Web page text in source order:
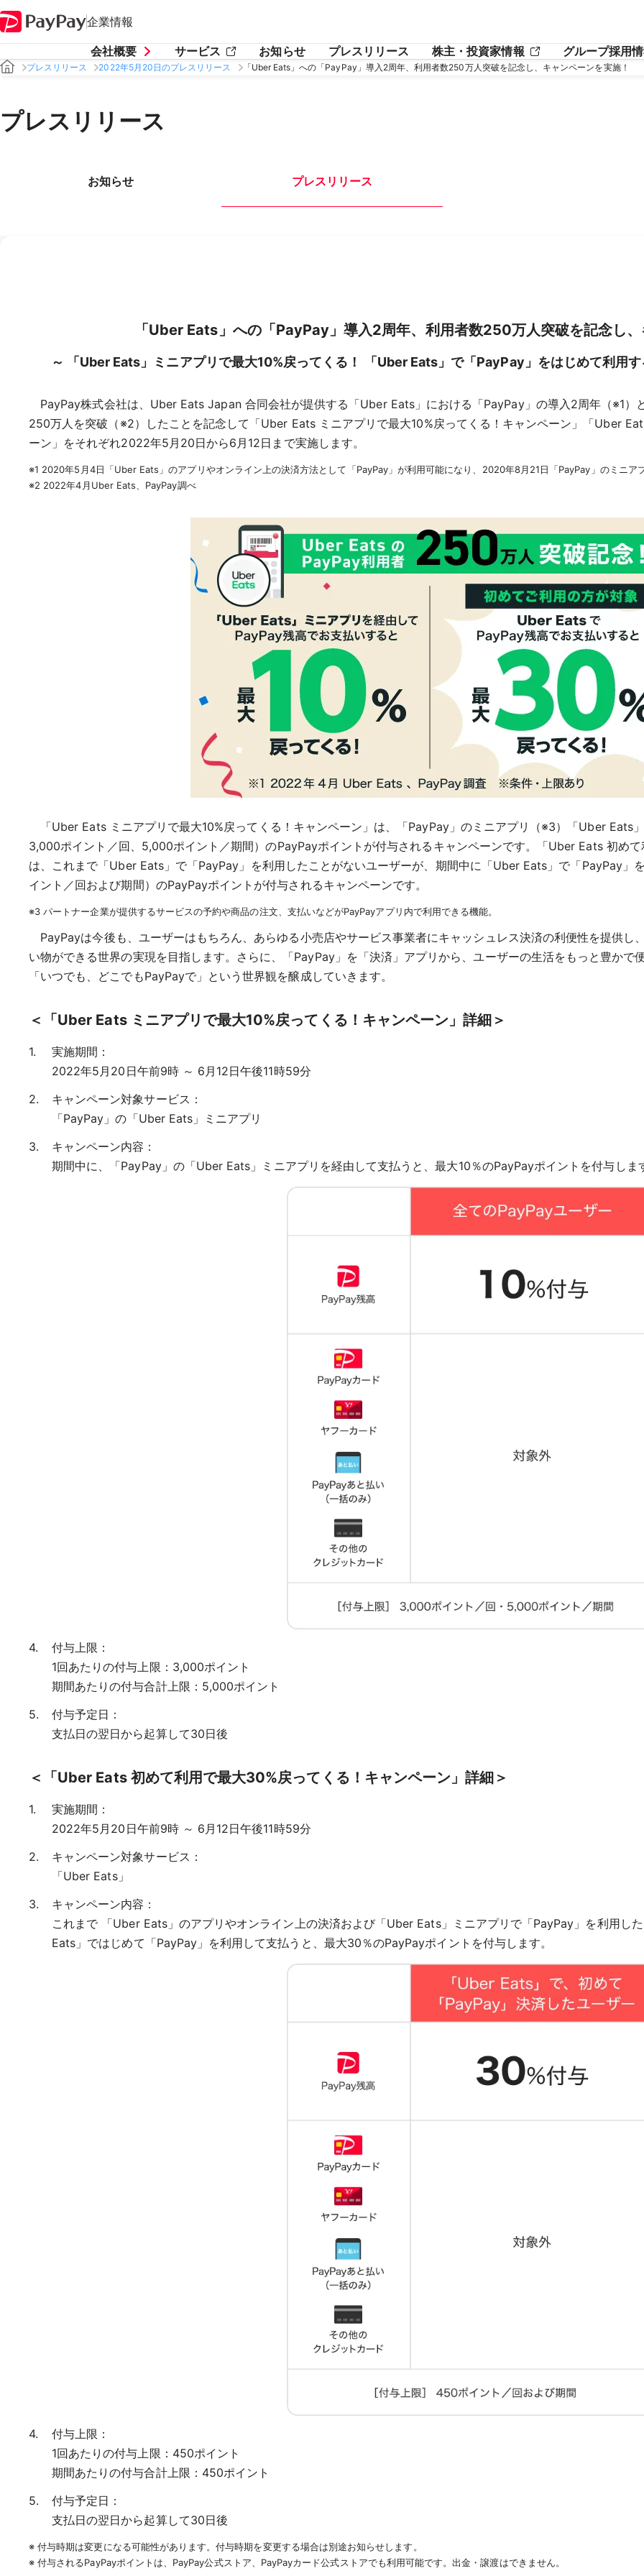
企業情報
会社概要 サービス お知らせ プレスリリース 株主・投資家情報 グループ採用
プレスリリース 2022年5月20日のプレスリリース 「Uber Eats」への「PayPay」導入2周年、利用者数250万人突破を記念し、キャンペーンを実施！
プレスリリース
お知らせ プレスリリース
「Uber Eats」への「PayPay」導入2周年、利用者数250万人突破を記念し
～ 「Uber Eats」ミニアプリで最大10%戻ってくる！ 「Uber Eats」で「PayPay」をはじめて利用
PayPay株式会社は、Uber Eats Japan 合同会社が提供する「Uber Eats」における「PayPay」の導入2周年（※1）
250万人を突破（※2）したことを記念して「Uber Eats ミニアプリで最大10%戻ってくる！キャンペーン」「Uber
ーン」をそれぞれ2022年5月20日から6月12日まで実施します。
※1 2020年5月4日「Uber Eats」のアプリやオンライン上の決済方法として「PayPay」が利用可能になり、2020年8月21日「PayPay」のミニア
※2 2022年4月Uber Eats、PayPay調べ
「Uber Eats ミニアプリで最大10%戻ってくる！キャンペーン」は、「PayPay」のミニアプリ（※3）「Uber Eats
3,000ポイント／回、5,000ポイント／期間）のPayPayポイントが付与されるキャンペーンです。「Uber Eats 初め
は、これまで「Uber Eats」で「PayPay」を利用したことがないユーザーが、期間中に「Uber Eats」で「PayPay」
イント／回および期間）のPayPayポイントが付与されるキャンペーンです。
※3 パートナー企業が提供するサービスの予約や商品の注文、支払いなどがPayPayアプリ内で利用できる機能。
PayPayは今後も、ユーザーはもちろん、あらゆる小売店やサービス事業者にキャッシュレス決済の利便性を提供し
い物ができる世界の実現を目指します。さらに、「PayPay」を「決済」アプリから、ユーザーの生活をもっと豊かで
「いつでも、どこでもPayPayで」という世界観を醸成していきます。
＜「Uber Eats ミニアプリで最大10%戻ってくる！キャンペーン」詳細＞
実施期間：
2022年5月20日午前9時 ～ 6月12日午後11時59分
キャンペーン対象サービス：
「PayPay」の「Uber Eats」ミニアプリ
キャンペーン内容：
期間中に、「PayPay」の「Uber Eats」ミニアプリを経由して支払うと、最大10％のPayPayポイントを付与しま
付与上限：
1回あたりの付与上限：3,000ポイント
期間あたりの付与合計上限：5,000ポイント
付与予定日：
支払日の翌日から起算して30日後
＜「Uber Eats 初めて利用で最大30%戻ってくる！キャンペーン」詳細＞
実施期間：
2022年5月20日午前9時 ～ 6月12日午後11時59分
キャンペーン対象サービス：
「Uber Eats」
キャンペーン内容：
これまで 「Uber Eats」のアプリやオンライン上の決済および「Uber Eats」ミニアプリで「PayPay」を利用し
Eats」ではじめて「PayPay」を利用して支払うと、最大30％のPayPayポイントを付与します。
付与上限：
1回あたりの付与上限：450ポイント
期間あたりの付与合計上限：450ポイント
付与予定日：
支払日の翌日から起算して30日後
※ 付与時期は変更になる可能性があります。付与時期を変更する場合は別途お知らせします。
※ 付与されるPayPayポイントは、PayPay公式ストア、PayPayカード公式ストアでも利用可能です。出金・譲渡はできません。